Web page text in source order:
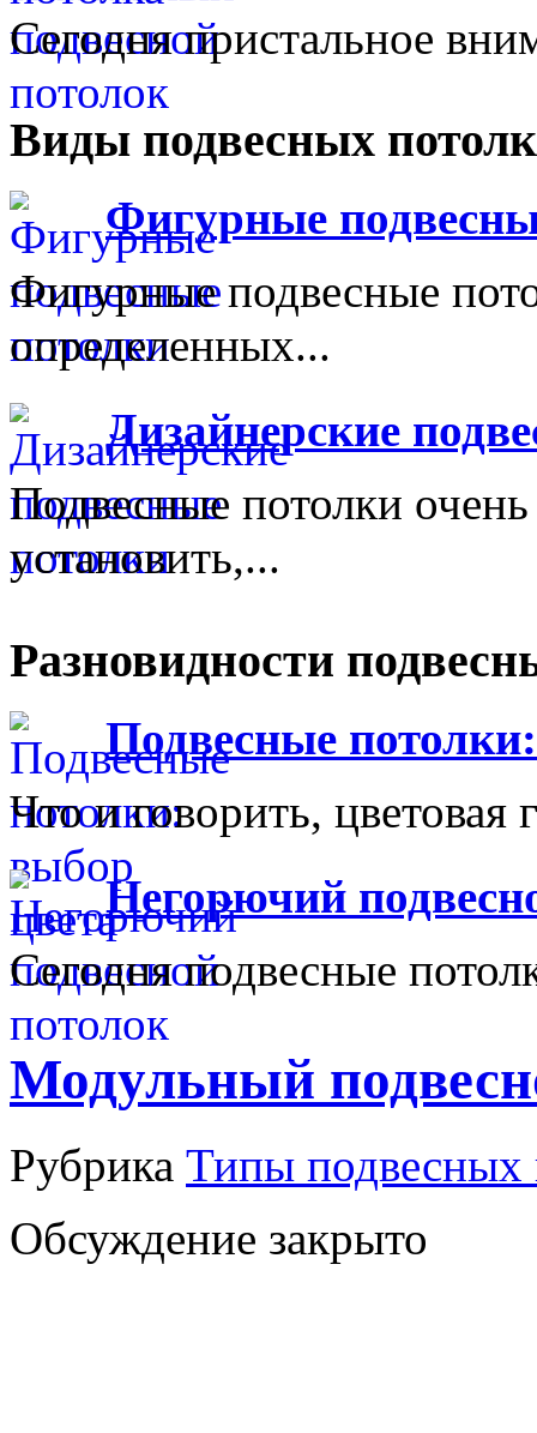
Сегодня пристальное
Виды подвесных
Фигурные
Фигурные подвесные
определенных...
Дизайнерские
Подвесные потолки
установить,...
Разновидности
Подвесные
Что и говорить,
Негорючий
Сегодня подвесные
Модульный
Рубрика Типы подвесных
Обсуждение закрыто